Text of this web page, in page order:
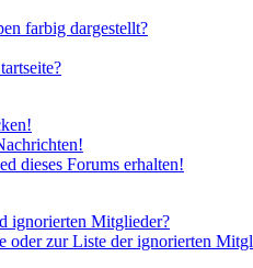
farbig dargestellt?
dieses Forums erhalten!
ignorierten Mitglieder?
zur Liste der ignorierten